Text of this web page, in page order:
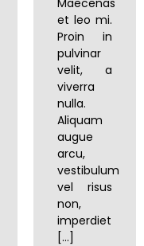
et leo mi.
Proin in
pulvinar
velit, a
viverra
nulla.
Aliquam
augue
arcu,
vestibulum
vel risus
non,
imperdiet
[…]